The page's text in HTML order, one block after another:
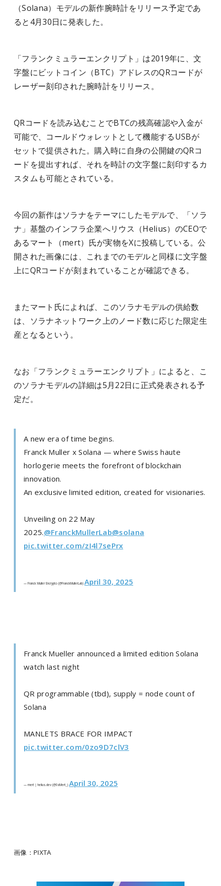
（Solana）モデルの新作腕時計をリリース予定であ
ると4月30日に発表した。
「フランクミュラーエンクリプト」は2019年に、文
字盤にビットコイン（BTC）アドレスのQRコードが
レーザー刻印された腕時計をリリース。
QRコードを読み込むことでBTCの残高確認や入金が
可能で、コールドウォレットとして機能するUSBが
セットで提供された。購入時に自身の公開鍵のQRコ
ードを提出すれば、それを時計の文字盤に刻印するカ
スタムも可能とされている。
今回の新作はソラナをテーマにしたモデルで、「ソラ
ナ」基盤のインフラ企業へリウス（Helius）のCEOで
あるマート（mert）氏が実物をXに投稿している。公
開された画像には、これまでのモデルと同様に文字盤
上にQRコードが刻まれていることが確認できる。
またマート氏によれば、このソラナモデルの供給数
は、ソラナネットワーク上のノード数に応じた限定生
産となるという。
なお「フランクミュラーエンクリプト」によると、こ
のソラナモデルの詳細は5月22日に正式発表される予
定だ。
A new era of time begins.
Franck Muller x Solana — where Swiss haute
horlogerie meets the forefront of blockchain
innovation.
An exclusive limited edition, created for visionaries.
Unveiling on 22 May
2025.@FranckMullerLab@solana
pic.twitter.com/zI4l7sePrx
— Franck Muller Encrypto (@FranckMullerLab) April 30, 2025
Franck Mueller announced a limited edition Solana
watch last night
QR programmable (tbd), supply = node count of
Solana
MANLETS BRACE FOR IMPACT
pic.twitter.com/0zo9D7clV3
— mert | helius.dev (@0xMert_) April 30, 2025
画像：PIXTA